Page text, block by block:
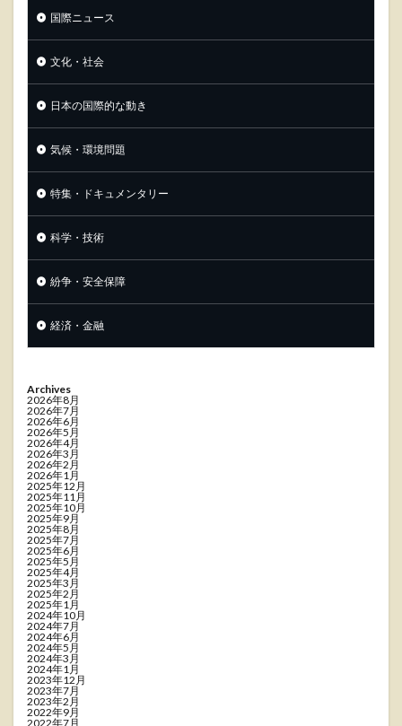
国際ニュース
文化・社会
日本の国際的な動き
気候・環境問題
特集・ドキュメンタリー
科学・技術
紛争・安全保障
経済・金融
Archives
2026年8月
2026年7月
2026年6月
2026年5月
2026年4月
2026年3月
2026年2月
2026年1月
2025年12月
2025年11月
2025年10月
2025年9月
2025年8月
2025年7月
2025年6月
2025年5月
2025年4月
2025年3月
2025年2月
2025年1月
2024年10月
2024年7月
2024年6月
2024年5月
2024年3月
2024年1月
2023年12月
2023年7月
2023年2月
2022年9月
2022年7月